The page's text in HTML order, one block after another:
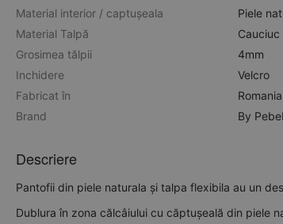
Material interior / captușeala
Piele
Material Talpă
Cauciuc
Grosimea tălpii
4mm
Inchidere
Velcro
Fabricat în
Romania
Brand
By
Descriere
Pantofii din piele naturala și talpa flexibila au un
Dublura în zona călcâiului cu căptușeală din piele